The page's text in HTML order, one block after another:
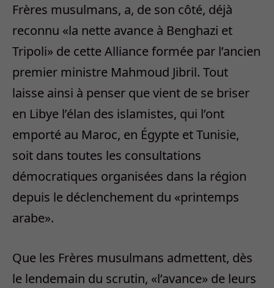
Frères musulmans, a, de son côté, déjà
reconnu «la nette avance à Benghazi et
Tripoli» de cette Alliance formée par l’ancien
premier ministre Mahmoud Jibril. Tout
laisse ainsi à penser que vient de se briser
en Libye l’élan des islamistes, qui l’ont
emporté au Maroc, en Égypte et Tunisie,
soit dans toutes les consultations
démocratiques organisées dans la région
depuis le déclenchement du «printemps
arabe».
Que les Frères musulmans admettent, dès
le lendemain du scrutin, «l’avance» de leurs